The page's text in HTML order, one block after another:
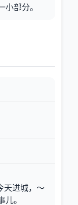
小部分。
天进城，～
儿。